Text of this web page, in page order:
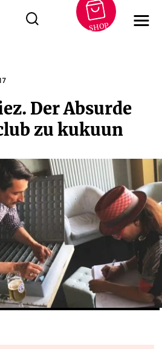
SHOP
Der Absurde
zu kukuun